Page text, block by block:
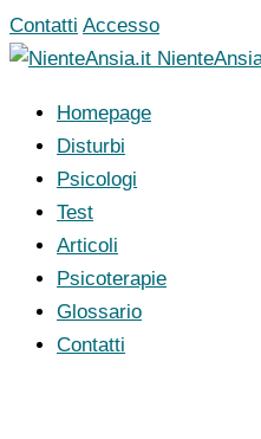
Vai
al
Contatti Accesso
Homepage
Disturbi
Psicologi
Test
Articoli
Psicoterapie
Glossario
Contatti